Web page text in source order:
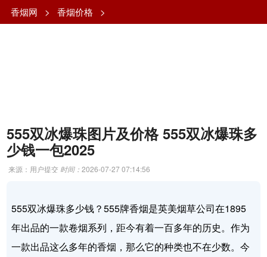
香烟网 > 香烟价格 >
555双冰爆珠图片及价格 555双冰爆珠多
少钱一包2025
来源：用户提交 时间：2026-07-27 07:14:56
555双冰爆珠多少钱？555牌香烟是英美烟草公司在1895
年出品的一款卷烟系列，距今有着一百多年的历史。作为
一款出品这么多年的香烟，那么它的种类也不在少数。今